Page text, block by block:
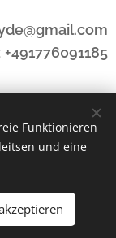
+491776091185
Funktionieren
und eine